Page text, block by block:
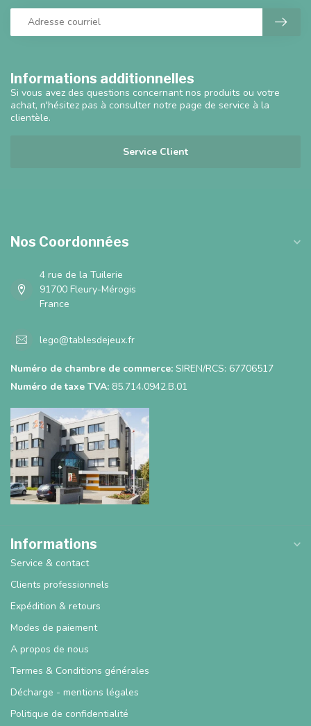
Informations additionnelles
Si vous avez des questions concernant nos produits ou votre
achat, n'hésitez pas à consulter notre page de service à la
clientèle.
Service Client
Nos Coordonnées
4 rue de la Tuilerie
91700 Fleury-Mérogis
France
lego@tablesdejeux.fr
Numéro de chambre de commerce: SIREN/RCS: 67706517
Numéro de taxe TVA: 85.714.0942.B.01
Informations
Service & contact
Clients professionnels
Expédition & retours
Modes de paiement
A propos de nous
Termes & Conditions générales
Décharge - mentions légales
Politique de confidentialité